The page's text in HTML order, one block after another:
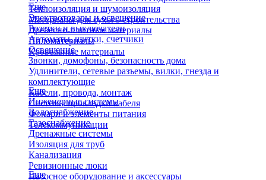
Теплоизоляция и шумоизоляция
Материалы для сухого строительства
Древесно-плитные материалы
Пиломатериалы
Кровельные материалы
Еще
Электротовары и освещение
Розетки и выключатели
Автоматы, щитки, счетчики
Освещение
Звонки, домофоны, безопасность дома
Удлинители, сетевые разъемы, вилки, гнезда и
комплектующие
Кабели, провода, монтаж
Системы прокладки кабеля
Фонари и элементы питания
Телекоммуникации
Еще
Инженерные системы
Водоснабжение
Газоснабжение
Дренажные системы
Изоляция для труб
Канализация
Ревизионные люки
Насосное оборудование и аксессуары
Еще